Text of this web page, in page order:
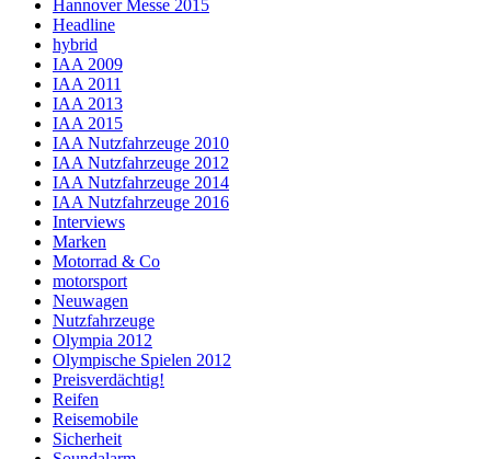
Hannover Messe 2015
Headline
hybrid
IAA 2009
IAA 2011
IAA 2013
IAA 2015
IAA Nutzfahrzeuge 2010
IAA Nutzfahrzeuge 2012
IAA Nutzfahrzeuge 2014
IAA Nutzfahrzeuge 2016
Interviews
Marken
Motorrad & Co
motorsport
Neuwagen
Nutzfahrzeuge
Olympia 2012
Olympische Spielen 2012
Preisverdächtig!
Reifen
Reisemobile
Sicherheit